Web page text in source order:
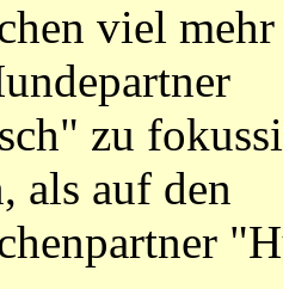
viel
zu
als auf den